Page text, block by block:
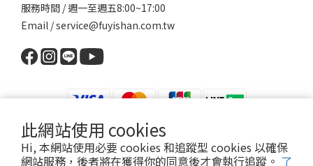
此網站使用 cookies
Hi, 本網站使用必要 cookies 和追蹤型 cookies 以確保
網站服務，後者將在獲得你的同意後才會執行追蹤。 了
服務時間 / 週一至週五8:00~17:00
Email / service@fuyishan.com.tw